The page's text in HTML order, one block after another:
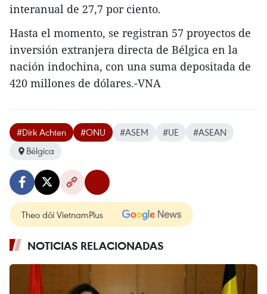
interanual de 27,7 por ciento.
Hasta el momento, se registran 57 proyectos de
inversión extranjera directa de Bélgica en la
nación indochina, con una suma depositada de
420 millones de dólares.-VNA
#Dirk Achten #ONU #ASEM #UE
#ASEAN
Bélgica
Theo dõi VietnamPlus
NOTICIAS RELACIONADAS